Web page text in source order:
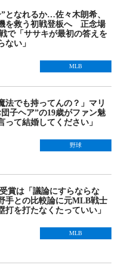
となれるか…佐々木朗希、
を救う初戦登板へ 正念場
で「ササキが最初の答えを
ない」
MLB
法でも持ってんの？」マリ
子ヘア”の19歳がファン魅
て結婚してください」
野球
賞は「議論にすらならな
との比較論に元MLB戦士
打を打たなくたっていい」
MLB